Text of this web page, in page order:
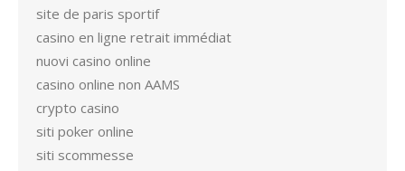
site de paris sportif
casino en ligne retrait immédiat
nuovi casino online
casino online non AAMS
crypto casino
siti poker online
siti scommesse